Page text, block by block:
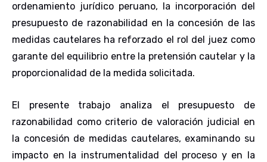
ordenamiento jurídico peruano, la incorporación del
presupuesto de razonabilidad en la concesión de las
medidas cautelares ha reforzado el rol del juez como
garante del equilibrio entre la pretensión cautelar y la
proporcionalidad de la medida solicitada.
El presente trabajo analiza el presupuesto de
razonabilidad como criterio de valoración judicial en
la concesión de medidas cautelares, examinando su
impacto en la instrumentalidad del proceso y en la